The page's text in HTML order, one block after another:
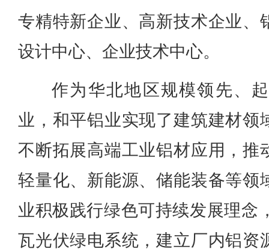
专精特新企业、高新技术企业、
设计中心、企业技术中心。
作为华北地区规模领先、
业，和平铝业实现了建筑建材领
不断拓展高端工业铝材应用，推
轻量化、新能源、储能装备等领
业积极践行绿色可持续发展理念
瓦光伏绿电系统，建立厂内铝资